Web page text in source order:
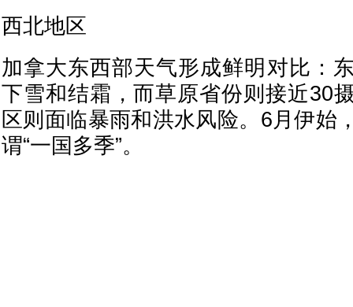
西北地区
加拿大东西部天气形成鲜明对比：
下雪和结霜，而草原省份则接近30
区则面临暴雨和洪水风险。6月伊始
谓“一国多季”。